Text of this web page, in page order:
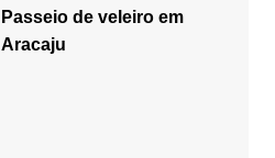
Passeio de veleiro em
Aracaju